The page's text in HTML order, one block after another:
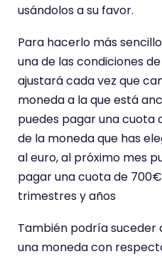
usándolos a su favor.
Para hacerlo más
una de las condiciones
ajustará cada vez que
moneda a la que está
puedes pagar una cuota
de la moneda que has
al euro, al próximo mes
pagar una cuota de
trimestres y años
También podría suceder
una moneda con